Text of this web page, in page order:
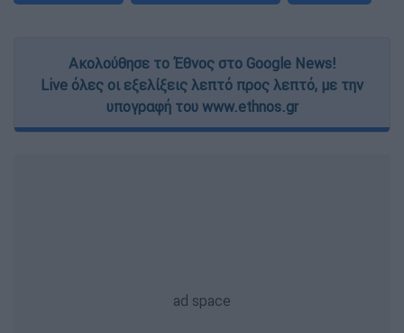
Ακολούθησε το Έθνος στο Google News!
Live όλες οι εξελίξεις λεπτό προς λεπτό, με την
υπογραφή του www.ethnos.gr